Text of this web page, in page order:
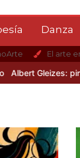
Danza
El arte
Gleizes: pintura y